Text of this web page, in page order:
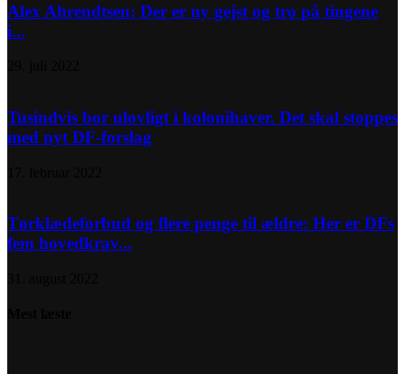
Alex Ahrendtsen: Der er ny gejst og tro på tingene
i...
Tusindvis bor ulovligt i kolonihaver. Det skal stoppes
med nyt DF-forslag
Tørklædeforbud og flere penge til ældre: Her er DFs
fem hovedkrav...